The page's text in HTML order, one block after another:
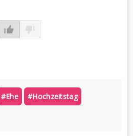
#ehe #hochzeitstag